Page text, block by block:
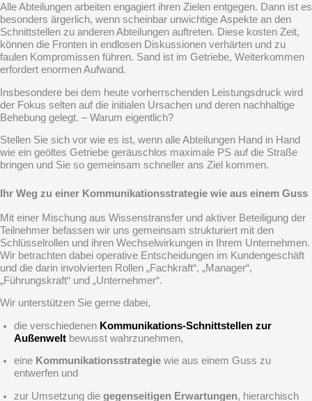
Alle Abteilungen arbeiten engagiert ihren Zielen entgegen. Dann ist es
besonders ärgerlich, wenn scheinbar unwichtige Aspekte an den
Schnittstellen zu anderen Abteilungen auftreten. Diese kosten Zeit,
können die Fronten in endlosen Diskussionen verhärten und zu
faulen Kompromissen führen. Sand ist im Getriebe, Weiterkommen
erfordert enormen Aufwand.
Insbesondere bei dem heute vorherrschenden Leistungsdruck wird
der Fokus selten auf die initialen Ursachen und deren nachhaltige
Behebung gelegt. – Warum eigentlich?
Stellen Sie sich vor wie es ist, wenn alle Abteilungen Hand in Hand
wie ein geöltes Getriebe geräuschlos maximale PS auf die Straße
bringen und Sie so gemeinsam schneller ans Ziel kommen.
Ihr Weg zu einer Kommunikationsstrategie wie aus einem Guss
Mit einer Mischung aus Wissenstransfer und aktiver Beteiligung der
Teilnehmer befassen wir uns gemeinsam strukturiert mit den
Schlüsselrollen und ihren Wechselwirkungen in Ihrem Unternehmen.
Wir betrachten dabei operative Entscheidungen im Kundengeschäft
und die darin involvierten Rollen „Fachkraft“, „Manager“,
„Führungskraft“ und „Unternehmer“.
Wir unterstützen Sie gerne dabei,
die verschiedenen Kommunikations-Schnittstellen zur
Außenwelt bewusst wahrzunehmen,
eine Kommunikationsstrategie wie aus einem Guss zu
entwerfen und
zur Umsetzung die gegenseitigen Erwartungen, hierarchisch